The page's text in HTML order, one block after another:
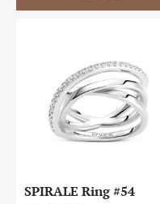
SPIRALE Ring #54